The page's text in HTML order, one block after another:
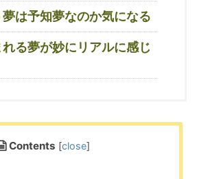
は予知夢なのか気になる
る夢が妙にリアルに感じ
Contents [close]